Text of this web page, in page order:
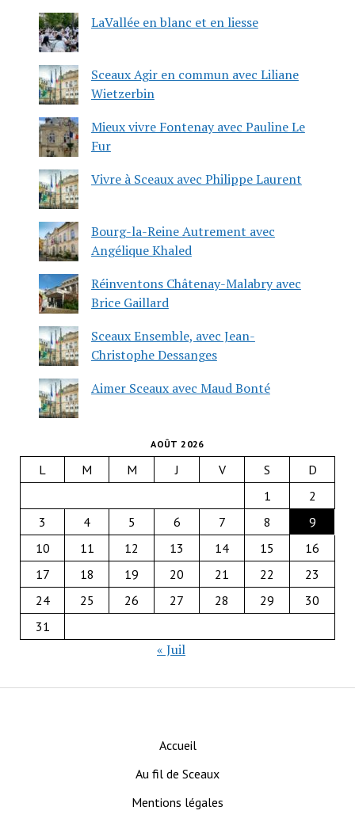
LaVallée en blanc et en liesse
Sceaux Agir en commun avec Liliane
Wietzerbin
Mieux vivre Fontenay avec Pauline Le
Fur
Vivre à Sceaux avec Philippe Laurent
Bourg-la-Reine Autrement avec
Angélique Khaled
Réinventons Châtenay-Malabry avec
Brice Gaillard
Sceaux Ensemble, avec Jean-
Christophe Dessanges
Aimer Sceaux avec Maud Bonté
AOÛT 2026
L M M J V S
D
1
2
3
4 5 6 7 8
9
10
11 12 13 14 15
16
17
18 19 20 21 22
23
24
25 26 27 28 29
30
31
« Juil
Accueil
Au fil de Sceaux
Mentions légales